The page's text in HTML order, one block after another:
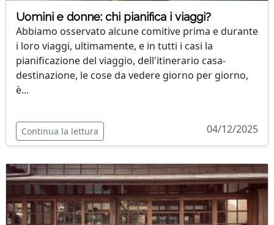
Uomini e donne: chi pianifica i viaggi?
Abbiamo osservato alcune comitive prima e durante
i loro viaggi, ultimamente, e in tutti i casi la
pianificazione del viaggio, dell'itinerario casa-
destinazione, le cose da vedere giorno per giorno,
è...
Continua la lettura 04/12/2025